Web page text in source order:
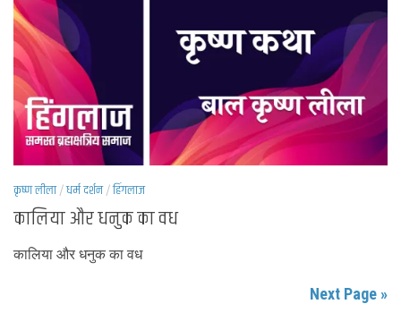
कृष्ण लीला/धर्म दर्शन/हिंगलाज
कालिया और धनुक का वध
कालिया और धनुक का वध
Next Page »